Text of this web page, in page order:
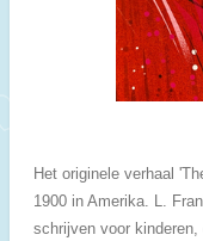
Het originele verhaal
1900 in Amerika. L.
schrijven voor